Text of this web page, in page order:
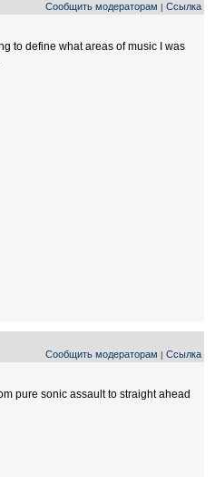
Сообщить модераторам | Ссылка
to define what areas of music I was
Сообщить модераторам | Ссылка
pure sonic assault to straight ahead